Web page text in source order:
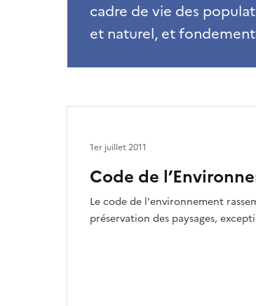
cadre de vie des
et naturel, et
Code de
Le code de l'environnement
préservation des paysages,
1er juillet 2011